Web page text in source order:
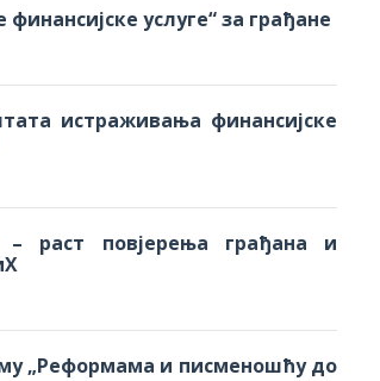
услуге“ за грађане
истраживања финансијске
раст повјерења грађана и
„Реформама и писменошћу до